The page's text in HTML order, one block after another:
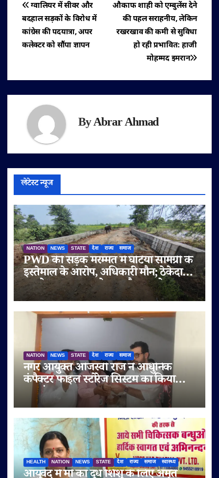
पोस्ट
नेविगेशन
औकाफ शाही को एम्बुलेंस देने
की पहल सराहनीय, लेकिन
रखरखाव की कमी से सुविधा
हो रही प्रभावित: हाजी
मोहम्मद इमरान
ग्वालियर में सीवर और
बदहाल सड़कों के विरोध में
कांग्रेस की पदयात्रा, अपर
कलेक्टर को सौंपा ज्ञापन
ByAbrar Ahmad
लेटेस्ट न्यूज
NATION NEWS STATE देश राज्य समाज
PWD की सड़क मरम्मत में घटिया सामग्री के
इस्तेमाल के आरोप, अधिकारी मौन; ठेकेदार
पर दोबारा गुणवत्ता से समझौता करने का
आरोप
NATION NEWS STATE देश राज्य समाज
नगर आयुक्त ओजस्वी राज ने आधुनिक
कंपैक्टर फाइल स्टोरेज सिस्टम का किया
शुभारंभ
HEALTH NATION NEWS STATE देश राज्य समाज स्वास्थ्य